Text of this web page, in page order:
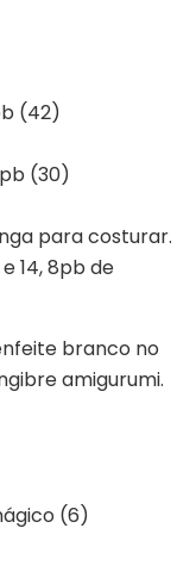
(42)
(30)
para costurar.
14, 8pb de
branco no
amigurumi.
(6)